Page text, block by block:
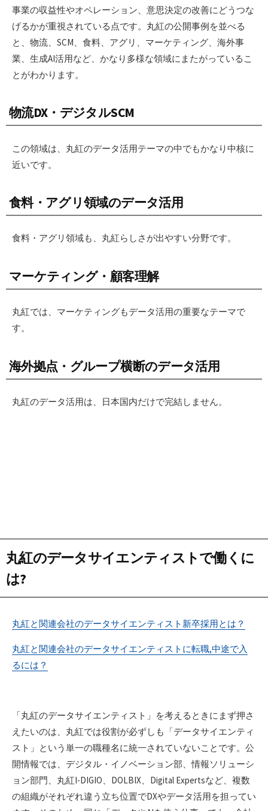
事業の収益性やオペレーション、意思決定の改善にどうつな
げるかが重視されている点です。丸紅の公開事例を並べる
と、物流、SCM、食料、アグリ、マーケティング、海外事
業、生成AI活用など、かなり多様な領域にまたがっているこ
とがわかります。
物流DX・デジタルSCM
この領域は、丸紅のデータ活用テーマの中でもかなり中核に
近いです。
食料・アグリ領域のデータ活用
食料・アグリ領域も、丸紅らしさが出やすい分野です。
マーケティング・顧客理解
丸紅では、マーケティングもデータ活用の重要なテーマで
す。
海外拠点・グループ横断のデータ活用
丸紅のデータ活用は、日本国内だけで完結しません。
丸紅のデータサイエンティストで働くに
は?
丸紅と関連会社のデータサイエンティスト新卒採用とは？
丸紅と関連会社のデータサイエンティストに転職,中途で入
るには？
「丸紅のデータサイエンティスト」を考えるときにまず押さ
えたいのは、丸紅では役割が必ずしも「データサイエンティ
スト」という単一の職種名に統一されていないことです。公
開情報では、デジタル・イノベーション部、情報ソリューシ
ョン部門、丸紅I-DIGIO、DOLBIX、Digital Expertsなど、複数
の組織がそれぞれ違う立ち位置でDXやデータ活用を担ってい